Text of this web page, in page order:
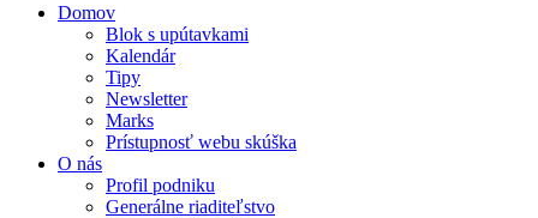
Domov
Blok s upútavkami
Kalendár
Tipy
Newsletter
Marks
Prístupnosť webu skúška
O nás
Profil podniku
Generálne riaditeľstvo